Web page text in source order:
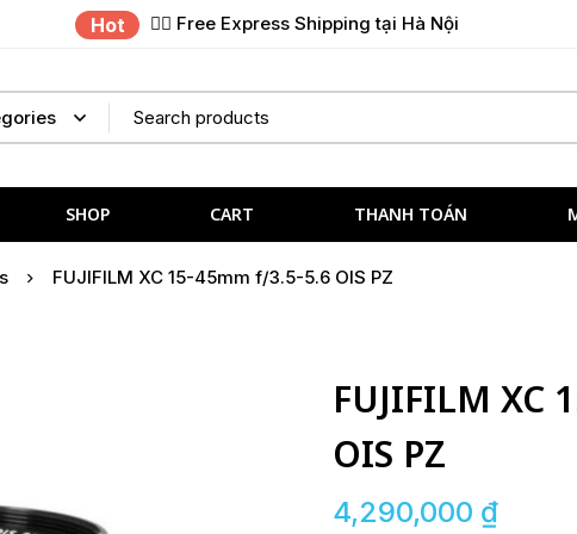
Hot ✌🏼 Free Express Shipping tại Hà Nội
SHOP CART THANH TOÁN
FUJIFILM XC 15-45mm f/3.5-5.6 OIS PZ
FUJIFILM XC
OIS PZ
4,290,000 ₫